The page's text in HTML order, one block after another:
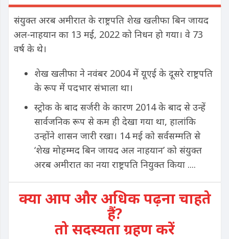
संयुक्त अरब अमीरात के राष्ट्रपति शेख खलीफा बिन जायद
अल-नाहयान का 13 मई, 2022 को निधन हो गया। वे 73
वर्ष के थे।
शेख खलीफा ने नवंबर 2004 में यूएई के दूसरे राष्ट्रपति
के रूप में पदभार संभाला था।
स्ट्रोक के बाद सर्जरी के कारण 2014 के बाद से उन्हें
सार्वजनिक रूप से कम ही देखा गया था, हालांकि
उन्होंने शासन जारी रखा। 14 मई को सर्वसम्मति से
‘शेख मोहम्मद बिन जायद अल नाहयान’ को संयुक्त
अरब अमीरात का नया राष्ट्रपति नियुक्त किया ....
क्या आप और अधिक पढ़ना चाहते
हैं?
तो सदस्यता ग्रहण करें